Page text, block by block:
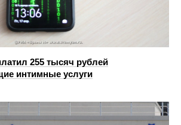
255 тысяч рублей
интимные услуги